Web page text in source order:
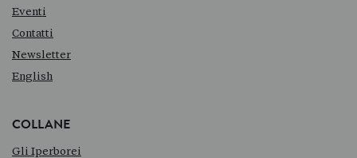
Eventi
Contatti
Newsletter
English
COLLANE
Gli Iperborei